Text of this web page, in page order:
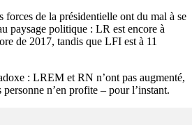
forces de la présidentielle ont du mal à se
paysage politique : LR est encore à
de 2017, tandis que LFI est à 11
: LREM et RN n’ont pas augmenté,
n’en profite – pour l’instant.